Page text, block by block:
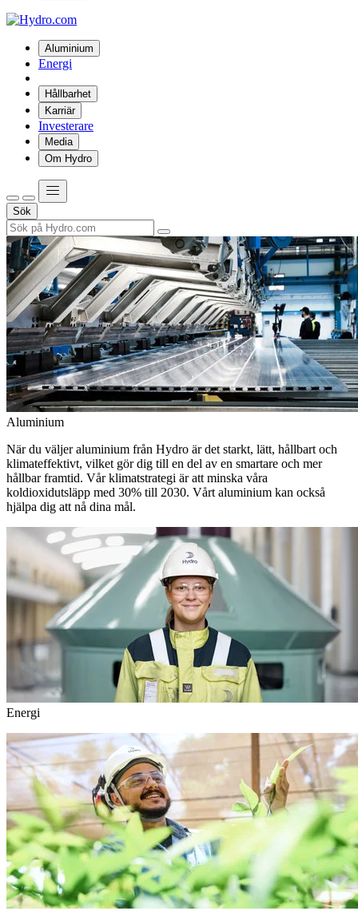
Aluminium
Energi
Hållbarhet
Karriär
Investerare
Media
Om Hydro
Sök
Aluminium
När du väljer aluminium från Hydro är det starkt, lätt, hållbart och
klimateffektivt, vilket gör dig till en del av en smartare och mer
hållbar framtid. Vår klimatstrategi är att minska våra
koldioxidutsläpp med 30% till 2030. Vårt aluminium kan också
hjälpa dig att nå dina mål.
Energi